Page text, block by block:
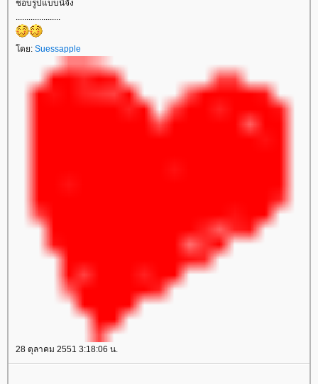
ชอบรูปแบบนี้จัง
ดย: Suessapple
28 ตุลาคม 2551 3:18:06 น.